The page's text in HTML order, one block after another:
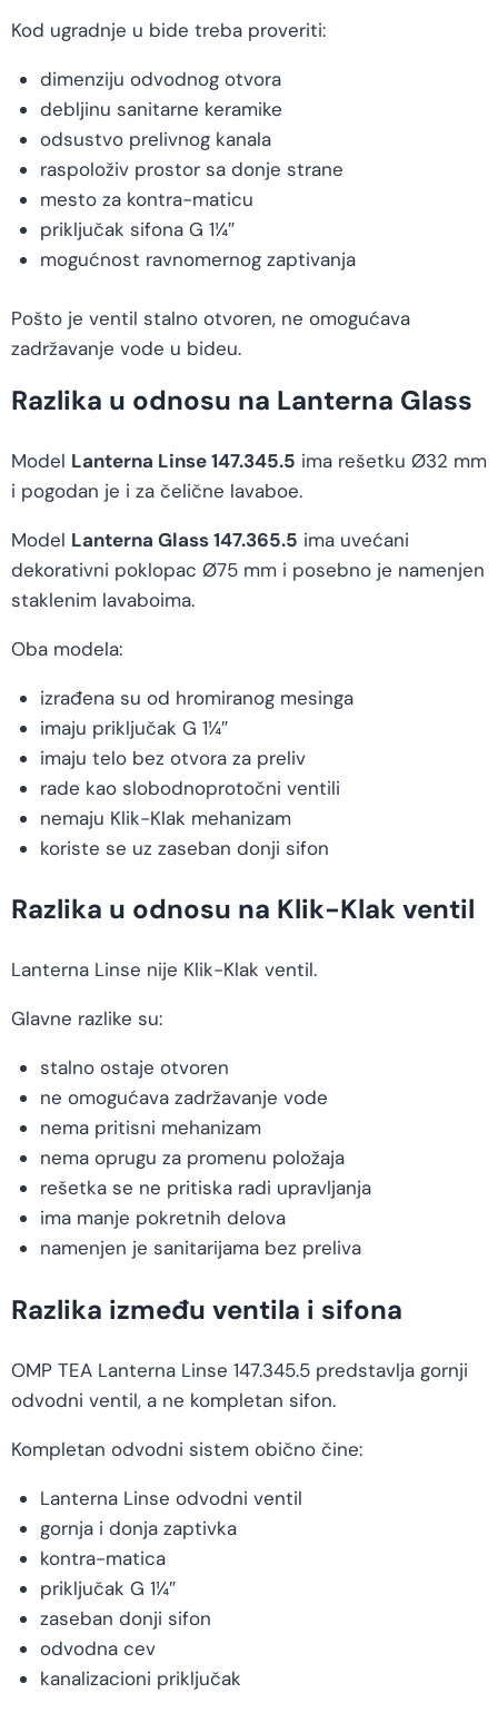
Kod ugradnje u bide treba proveriti:
dimenziju odvodnog otvora
debljinu sanitarne keramike
odsustvo prelivnog kanala
raspoloživ prostor sa donje strane
mesto za kontra-maticu
priključak sifona G 1¼″
mogućnost ravnomernog zaptivanja
Pošto je ventil stalno otvoren, ne omogućava
zadržavanje vode u bideu.
Razlika u odnosu na Lanterna Glass
Model Lanterna Linse 147.345.5 ima rešetku Ø32 mm
i pogodan je i za čelične lavaboe.
Model Lanterna Glass 147.365.5 ima uvećani
dekorativni poklopac Ø75 mm i posebno je namenjen
staklenim lavaboima.
Oba modela:
izrađena su od hromiranog mesinga
imaju priključak G 1¼″
imaju telo bez otvora za preliv
rade kao slobodnoprotočni ventili
nemaju Klik-Klak mehanizam
koriste se uz zaseban donji sifon
Razlika u odnosu na Klik-Klak ventil
Lanterna Linse nije Klik-Klak ventil.
Glavne razlike su:
stalno ostaje otvoren
ne omogućava zadržavanje vode
nema pritisni mehanizam
nema oprugu za promenu položaja
rešetka se ne pritiska radi upravljanja
ima manje pokretnih delova
namenjen je sanitarijama bez preliva
Razlika između ventila i sifona
OMP TEA Lanterna Linse 147.345.5 predstavlja gornji
odvodni ventil, a ne kompletan sifon.
Kompletan odvodni sistem obično čine:
Lanterna Linse odvodni ventil
gornja i donja zaptivka
kontra-matica
priključak G 1¼″
zaseban donji sifon
odvodna cev
kanalizacioni priključak